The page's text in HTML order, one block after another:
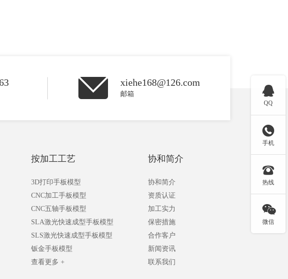
xiehe168@126.com
邮箱
按加工工艺
3D打印手板模型
CNC加工手板模型
CNC五轴手板模型
SLA激光快速成型手板模型
SLS激光快速成型手板模型
钣金手板模型
查看更多 +
协和简介
协和简介
资质认证
加工实力
保密措施
合作客户
新闻资讯
联系我们

QQ

手机

热线

微信